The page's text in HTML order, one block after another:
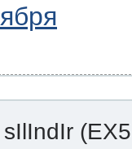
sIlIndIr